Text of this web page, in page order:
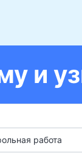
и
работа